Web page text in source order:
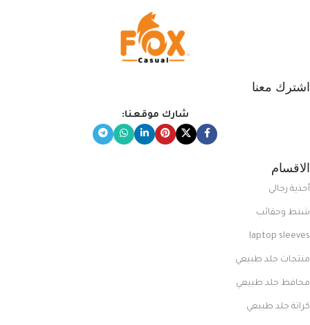
اشترك معنا
شارك موقعنا:
الاقسام
أحذية رجالي
شنط وحقائب
laptop sleeves
منتجات جلد طبيعي
محافظ جلد طبيعي
كراتة جلد طبيعي